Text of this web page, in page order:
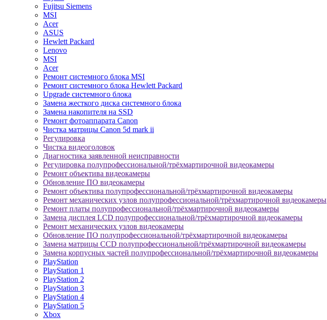
Fujitsu Siemens
MSI
Acer
ASUS
Hewlett Packard
Lenovo
MSI
Acer
Ремонт системного блока MSI
Ремонт системного блока Hewlett Packard
Upgrade системного блока
Замена жесткого диска системного блока
Замена накопителя на SSD
Ремонт фотоаппарата Canon
Чистка матрицы Canon 5d mark ii
Регулировка
Чистка видеоголовок
Диагностика заявленной неисправности
Регулировка полупрофессиональной/трёхмартирочной видеокамеры
Ремонт объектива видеокамеры
Обновление ПО видеокамеры
Ремонт объектива полупрофессиональной/трёхмартирочной видеокамеры
Ремонт механических узлов полупрофессиональной/трёхмартирочной видеокамеры
Ремонт платы полупрофессиональной/трёхмартирочной видеокамеры
Замена дисплея LCD полупрофессиональной/трёхмартирочной видеокамеры
Ремонт механических узлов видеокамеры
Обновление ПО полупрофессиональной/трёхмартирочной видеокамеры
Замена матрицы CCD полупрофессиональной/трёхмартирочной видеокамеры
Замена корпусных частей полупрофессиональной/трёхмартирочной видеокамеры
PlayStation
PlayStation 1
PlayStation 2
PlayStation 3
PlayStation 4
PlayStation 5
Xbox